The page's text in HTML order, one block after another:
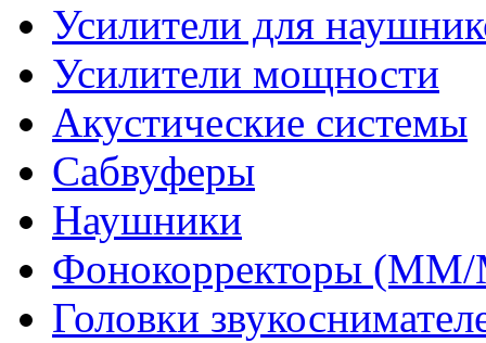
Усилители для
Усилители мощности
Акустические системы
Сабвуферы
Наушники
Фонокорректоры
Головки